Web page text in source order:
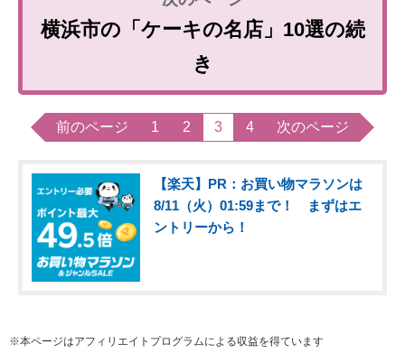
横浜市の「ケーキの名店」10選の続
き
前のページ 1 2 3 4 次のページ
【楽天】PR：お買い物マラソンは
8/11（火）01:59まで！ まずはエ
ントリーから！
※本ページはアフィリエイトプログラムによる収益を得ています